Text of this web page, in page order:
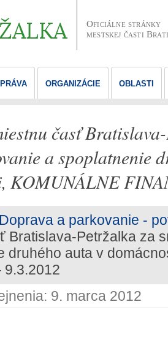
Oficiálne stránky
mestskej časti
ORGANIZÁCIE OBLASTI
časť
a spoplatnenie
KOMUNÁLNE
Doprava a parkovanie -
Bratislava-Petržalka za
druhého auta v
9.3.2012
9. marca 2012